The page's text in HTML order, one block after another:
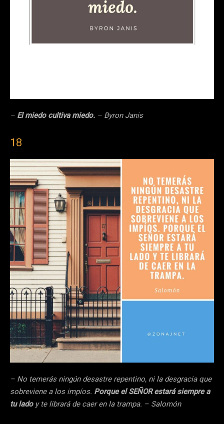
– El miedo cultiva miedo. – Byron Janis
18
– No temerás ningún desastre repentino, ni la desgracia que
sobreviene a los impíos. Porque el SEÑOR estará siempre a
tu lado y te librará de caer en la trampa. – Salomón